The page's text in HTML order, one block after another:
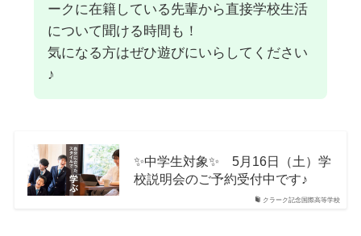
ークに在籍している先輩から直接学校生活
について聞ける時間も！
気になる方はぜひ遊びにいらしてください
♪
クラーク記念国際高等学校
✨中学生対象✨ 5月16日（土）学
校説明会のご予約受付中です♪